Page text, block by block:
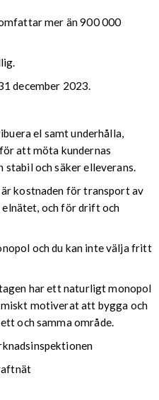
mer än 900 000
december 2023.
el samt underhålla,
att möta kundernas
och säker elleverans.
kostnaden för transport av
och för drift och
och du kan inte välja fritt
har ett naturligt monopol
motiverat att bygga och
och samma område.